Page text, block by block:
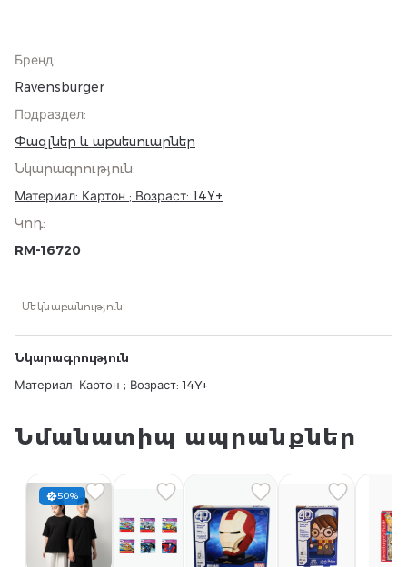
Бренд:
Ravensburger
Подраздел:
Փազլներ և աքսեսուարներ
Նկարագրություն:
Материал: Картон ; Возраст: 14Y+
Կոդ:
RM-16720
Մեկնաբանություն
Նկարագրություն
Материал: Картон ; Возраст: 14Y+
Նմանատիպ ապրանքներ
50%